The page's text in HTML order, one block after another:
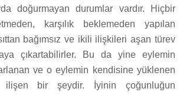
doğurmayan durumlar vardır. Hiçbir
karşılık beklemeden yapılan
bağımsız ve ikili ilişkileri aşan türev
çıkartabilirler. Bu da yine eylemin
ve o eylemin kendisine yüklenen
bir şeydir. İyinin çoğunluğun